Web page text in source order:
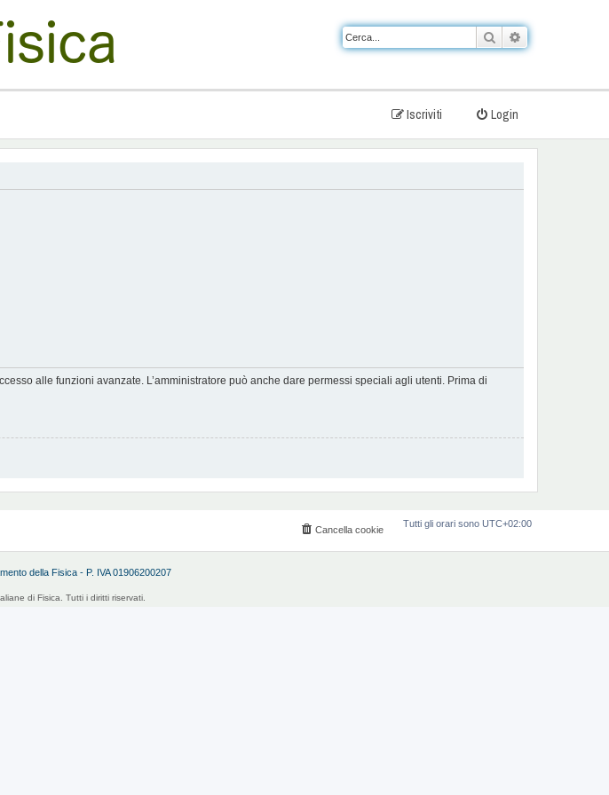
Cerca
Login
Iscriviti
alle funzioni avanzate. L’amministratore può anche dare permessi speciali agli utenti. Prima di
Tutti gli orari sono UTC+02:00
Cancella cookie
della Fisica - P. IVA 01906200207
di Fisica. Tutti i diritti riservati.